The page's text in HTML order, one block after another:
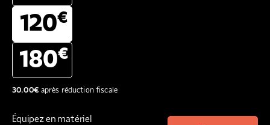
120€
180€
30.00€après réduction fiscale
Équipez en matériel